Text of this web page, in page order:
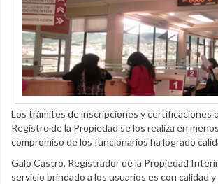
Los trámites de inscripciones y certificaciones
Registro de la Propiedad se los realiza en
compromiso de los funcionarios ha logrado
Galo Castro, Registrador de la Propiedad
servicio brindado a los usuarios es con calidad